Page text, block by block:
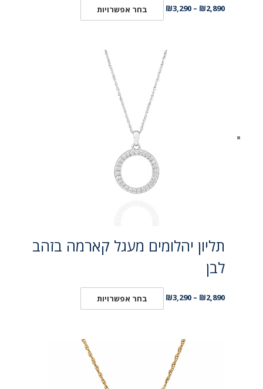
₪2,890
–
₪3,290 בחר אפשרויות
תליון יהלומים מעגל קארמה בזהב
לבן
₪2,890
–
₪3,290 בחר אפשרויות